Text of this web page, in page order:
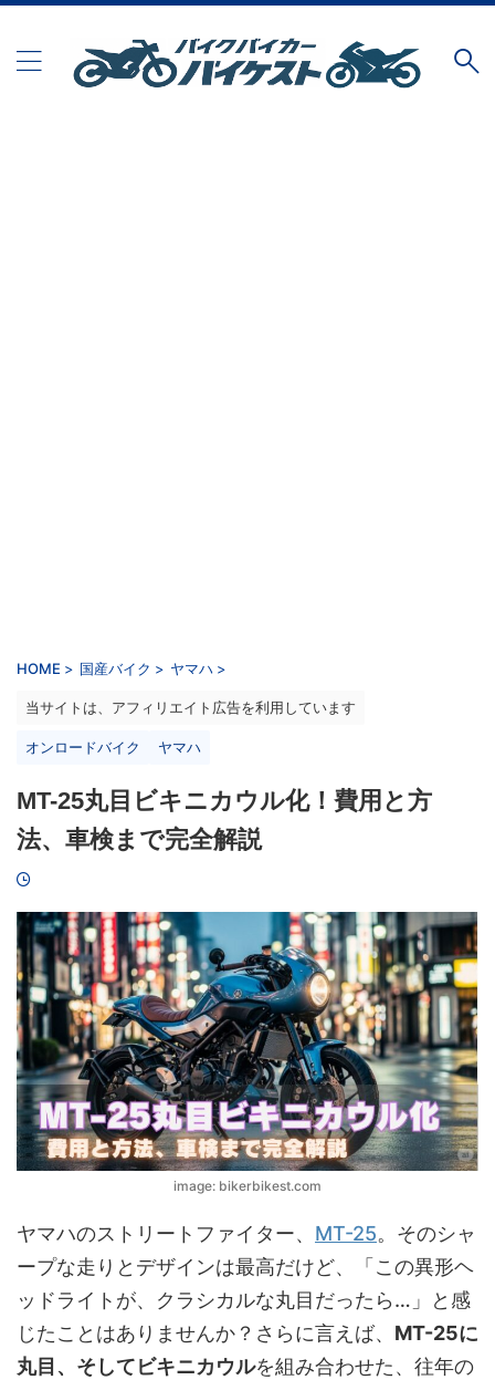
HOME > 国産バイク > ヤマハ >
当サイトは、アフィリエイト広告を利用しています
オンロードバイク ヤマハ
MT-25丸目ビキニカウル化！費用と方
法、車検まで完全解説
image: bikerbikest.com
ヤマハのストリートファイター、 MT-25。そのシャ
ープな走りとデザインは最高だけど、「この異形ヘ
ッドライトが、クラシカルな丸目だったら…」と感
じたことはありませんか？さらに言えば、 MT-25に
丸目、そしてビキニカウルを組み合わせた、往年の